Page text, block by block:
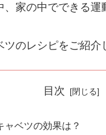
家の中でできる
のレシピをご紹介
目次
ャベツの効果は？